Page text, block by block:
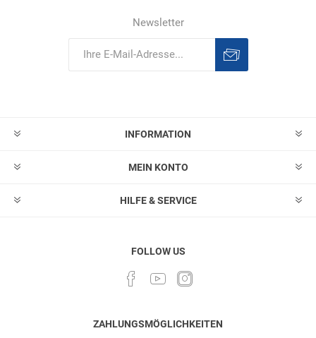
Newsletter
INFORMATION
MEIN KONTO
HILFE & SERVICE
FOLLOW US
ZAHLUNGSMÖGLICHKEITEN